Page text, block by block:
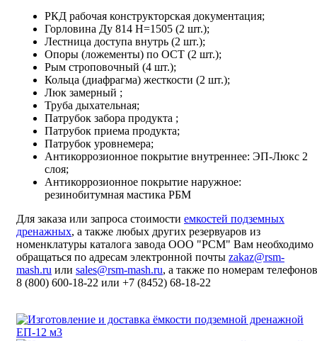
РКД рабочая конструкторская документация;
Горловина Ду 814 Н=1505 (2 шт.);
Лестница доступа внутрь (2 шт.);
Опоры (ложементы) по ОСТ (2 шт.);
Рым строповочный (4 шт.);
Кольца (диафрагма) жесткости (2 шт.);
Люк замерный ;
Труба дыхательная;
Патрубок забора продукта ;
Патрубок приема продукта;
Патрубок уровнемера;
Антикоррозионное покрытие внутреннее: ЭП-Люкс 2
слоя;
Антикоррозионное покрытие наружное:
резинобитумная мастика РБМ
Для заказа или запроса стоимости емкостей подземных
дренажных, а также любых других резервуаров из
номенклатуры каталога завода ООО "РСМ" Вам необходимо
обращаться по адресам электронной почты zakaz@rsm-
mash.ru или sales@rsm-mash.ru, а также по номерам телефонов
8 (800) 600-18-22 или +7 (8452) 68-18-22